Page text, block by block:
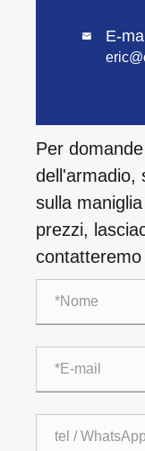
 E-
Per
dell'armadio,
sulla
prezzi,